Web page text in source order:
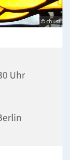
© chust
Uhr